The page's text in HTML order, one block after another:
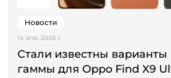
Новости
14 апр. 2026 г.
Стали известны варианты
гаммы для Oppo Find X9